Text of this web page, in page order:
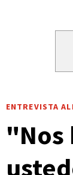
ENTREVISTA
"Nos